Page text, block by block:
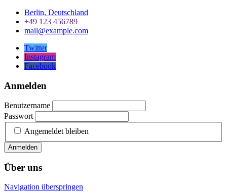
Berlin, Deutschland
+49 123 456789
mail@example.com
Twitter
Instagram
Facebook
Anmelden
Benutzername
Passwort
Angemeldet bleiben
Anmelden
Über uns
Navigation überspringen